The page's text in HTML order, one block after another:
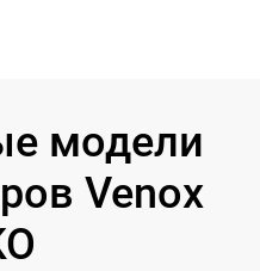
модели
Venox